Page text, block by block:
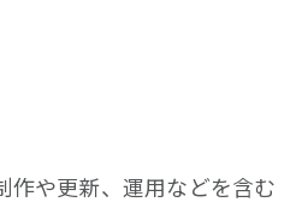
作や更新、運用などを含む